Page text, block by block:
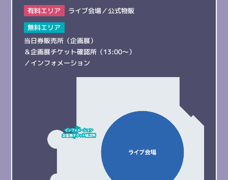
有料エリア ライブ会場／公式物販
無料エリア
当日券販売所（企画展）
＆企画展チケット確認所（13:00～）
／インフォメーション